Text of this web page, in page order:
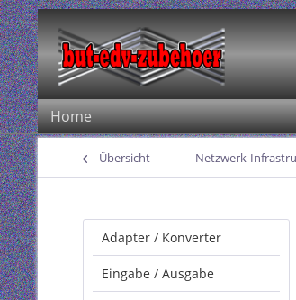
Home
Übersicht Netzwerk-
Adapter / Konverter
Eingabe / Ausgabe